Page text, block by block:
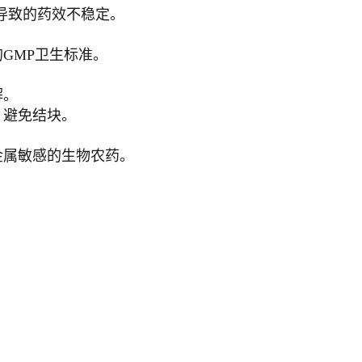
的药效不稳定。
卫生标准。
免结块。
敏感的生物农药。